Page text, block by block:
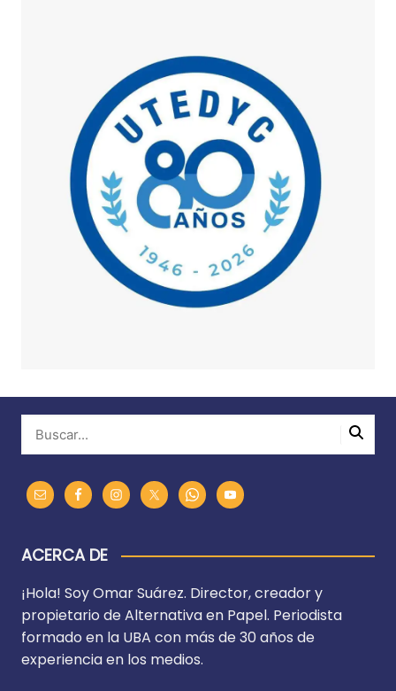
ACERCA DE
¡Hola! Soy Omar Suárez. Director, creador y
propietario de Alternativa en Papel. Periodista
formado en la UBA con más de 30 años de
experiencia en los medios.